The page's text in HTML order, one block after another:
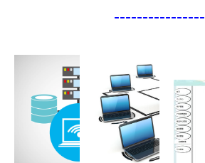
----------------